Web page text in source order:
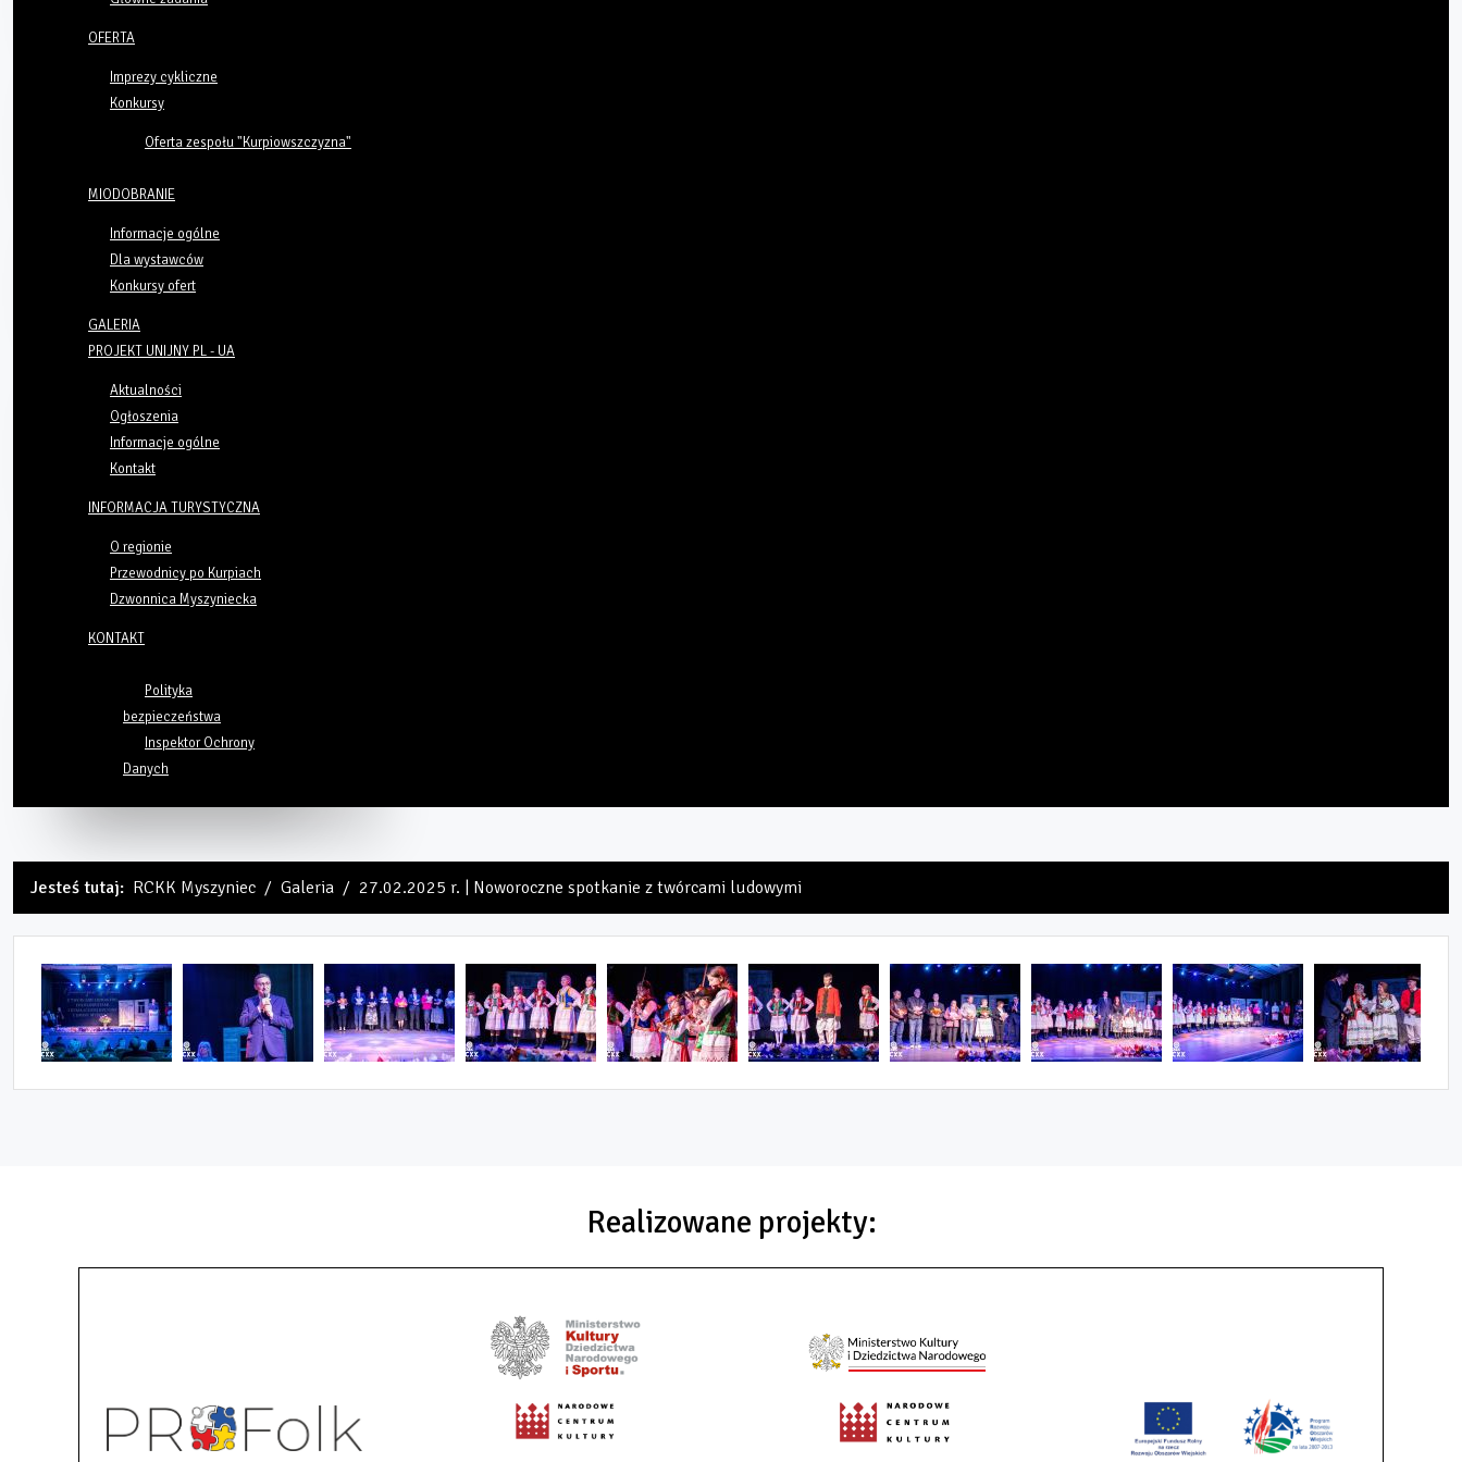
OFERTA
Imprezy cykliczne
Konkursy
Oferta zespołu "Kurpiowszczyzna"
MIODOBRANIE
Informacje ogólne
Dla wystawców
Konkursy ofert
GALERIA
PROJEKT UNIJNY PL - UA
Aktualności
Ogłoszenia
Informacje ogólne
Kontakt
INFORMACJA TURYSTYCZNA
O regionie
Przewodnicy po Kurpiach
Dzwonnica Myszyniecka
KONTAKT
Polityka
bezpieczeństwa
Inspektor Ochrony
Danych
Jesteś tutaj: RCKK Myszyniec Galeria 27.02.2025 r. | Noworoczne spotkanie z twórcami ludowymi
Realizowane projekty: